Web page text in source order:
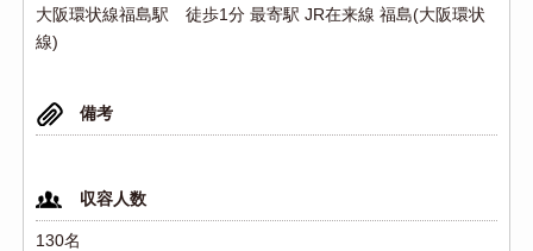
大阪環状線福島駅 徒歩1分 最寄駅 JR在来線 福島(大阪環状
線)
備考
収容人数
130名